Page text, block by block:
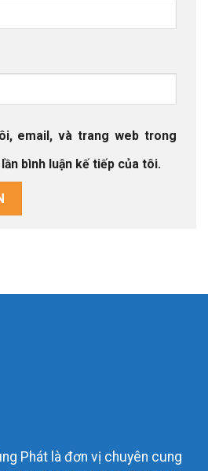
email, và trang web trong
bình luận kế tiếp của tôi.
Phát là đơn vị chuyên cung